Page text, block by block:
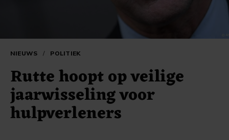
NIEUWS / POLITIEK
Rutte hoopt op veilige
jaarwisseling voor
hulpverleners